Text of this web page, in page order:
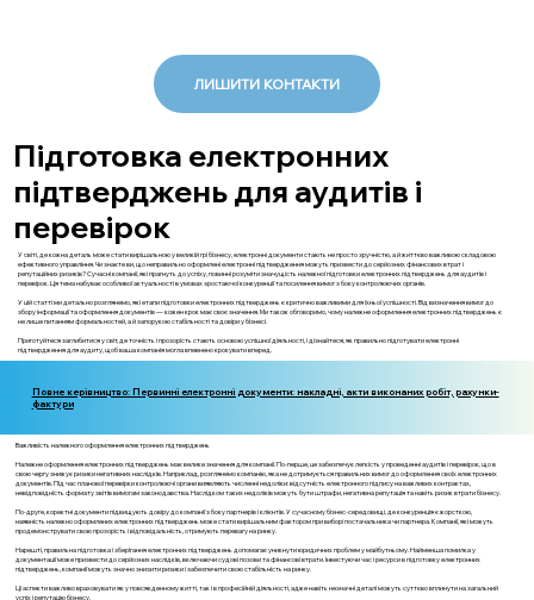
ЛИШИТИ КОНТАКТИ
Підготовка електронних
підтверджень для аудитів і
перевірок
У світі, де кожна деталь може стати вирішальною у великій грі бізнесу, електронні документи стають не просто зручністю, а й життєво важливою складовою
ефективного управління. Чи знаєте ви, що неправильно оформлені електронні підтвердження можуть призвести до серйозних фінансових втрат і
репутаційних ризиків? Сучасні компанії, які прагнуть до успіху, повинні розуміти значущість належної підготовки електронних підтверджень для аудитів і
перевірок. Ця тема набуває особливої актуальності в умовах зростаючої конкуренції та посилення вимог з боку контролюючих органів.
У цій статті ми детально розглянемо, які етапи підготовки електронних підтверджень є критично важливими для їхньої успішності. Від визначення вимог до
збору інформації та оформлення документів — кожен крок має своє значення. Ми також обговоримо, чому належне оформлення електронних підтверджень є
не лише питанням формальностей, а й запорукою стабільності та довіри у бізнесі.
Приготуйтеся заглибитися у світ, де точність і прозорість стають основою успішної діяльності, і дізнайтеся, як правильно підготувати електронні
підтвердження для аудиту, щоб ваша компанія могла впевнено крокувати вперед.
Повне керівництво: Первинні електронні документи: накладні, акти виконаних робіт, рахунки-
фактури
Важливість належного оформлення електронних підтверджень
Належне оформлення електронних підтверджень має велике значення для компанії. По-перше, це забезпечує легкість у проведенні аудитів і перевірок, що в
свою чергу знижує ризики негативних наслідків. Наприклад, розглянемо компанію, яка не дотримується правильних вимог до оформлення своїх електронних
документів. Під час планової перевірки контролюючі органи виявляють численні недоліки: відсутність електронного підпису на важливих контрактах,
невідповідність формату звітів вимогам законодавства. Наслідком таких недоліків можуть бути штрафи, негативна репутація та навіть ризик втрати бізнесу.
По-друге, коректні документи підвищують довіру до компанії з боку партнерів і клієнтів. У сучасному бізнес-середовищі, де конкуренція є жорсткою,
наявність належно оформлених електронних підтверджень може стати вирішальним фактором при виборі постачальника чи партнера. Компанії, які можуть
продемонструвати свою прозорість і відповідальність, отримують перевагу на ринку.
Нарешті, правильна підготовка і зберігання електронних підтверджень допомагає уникнути юридичних проблем у майбутньому. Найменша помилка у
документації може призвести до серйозних наслідків, включаючи судові позови та фінансові втрати. Інвестуючи час і ресурси в підготовку електронних
підтверджень, компанії можуть значно знизити ризики і забезпечити свою стабільність на ринку.
Ці аспекти важливо враховувати як у повсякденному житті, так і в професійній діяльності, адже навіть незначні деталі можуть суттєво вплинути на загальний
успіх і репутацію бізнесу.